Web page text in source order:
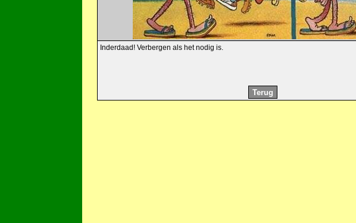
Inderdaad! Verbergen als het nodig is.